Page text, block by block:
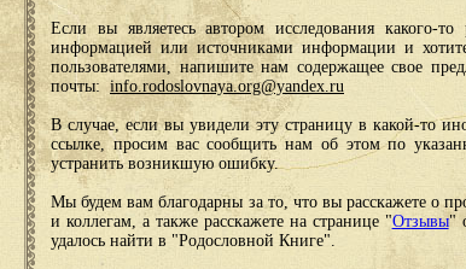
Если вы являетесь автором исследования какого-
информацией или источниками информации и
пользователями, напишите нам содержащее свое
почты: info.rodoslovnaya.org@yandex.ru
В случае, если вы увидели эту страницу в какой-то
ссылке, просим вас сообщить нам об этом по
устранить возникшую ошибку.
Мы будем вам благодарны за то, что вы расскажете о
и коллегам, а также расскажете на странице "Отзывы"
удалось найти в "Родословной Книге".